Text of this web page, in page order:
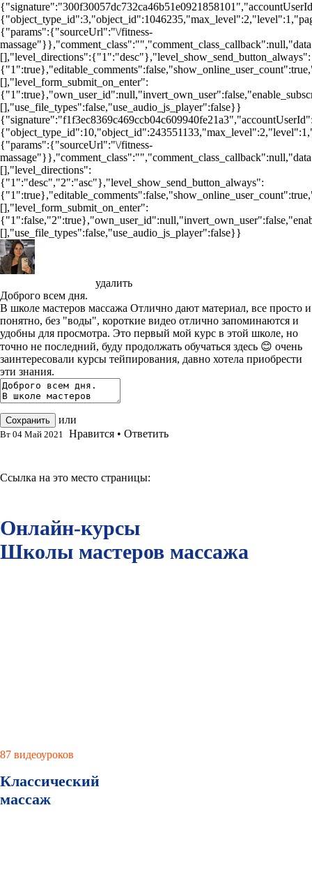
{"params":{"sourceUrl":"\/fitness-
[],"level_directions":{"1":"desc"},"level_show_send_button_always":
[],"level_form_submit_on_enter":
[],"use_file_types":false,"use_audio_js_player":false}}
{"params":{"sourceUrl":"\/fitness-
[],"level_directions":
{"1":"desc","2":"asc"},"level_show_send_button_always":
[],"level_form_submit_on_enter":
[],"use_file_types":false,"use_audio_js_player":false}}
удалить
Доброго всем дня.
В школе мастеров массажа Отлично дают материал, все просто и
понятно, без "воды", короткие видео отлично запоминаются и
удобны для просмотра. Это первый мой курс в этой школе, но
точно не последний, буду продолжать обучаться здесь 😊 очень
заинтересовали курсы тейпирования, давно хотела приобрести
эти знания.
Сохранить или
Вт 04 Май 2021 Нравится • Ответить
Ссылка на это место страницы:
Онлайн-курсы
Школы мастеров массажа
87 видеоуроков
Классический
массаж